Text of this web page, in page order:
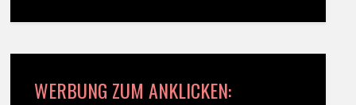
WERBUNG ZUM ANKLICKEN: